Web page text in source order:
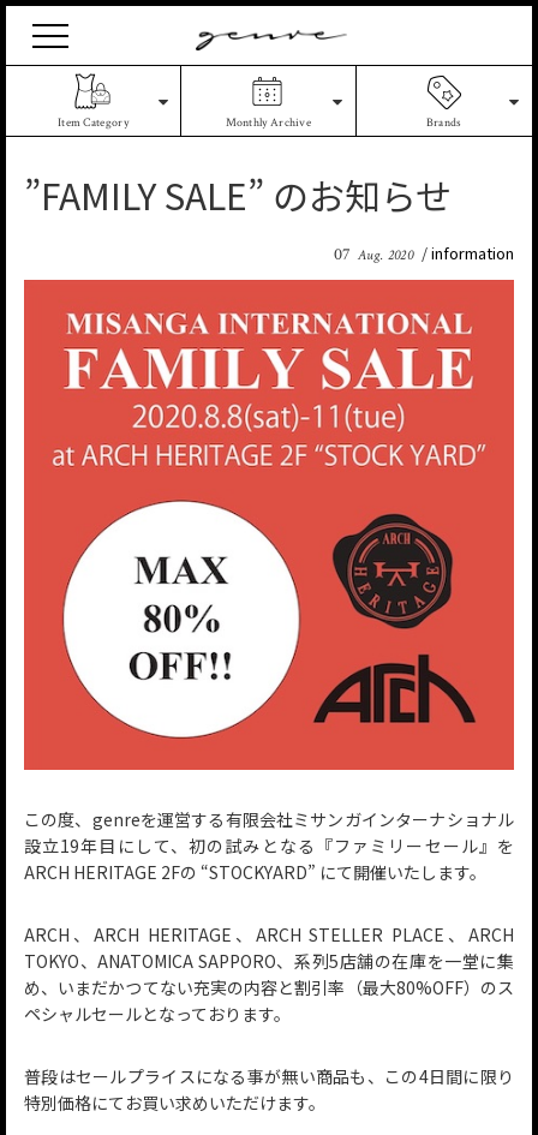
Antique
Jewelry
Item Category Monthly Archive Brands
”FAMILY SALE ” のお知らせ
07 Aug. 2020 information
この度、genreを運営する有限会社ミサンガインターナショナル
設立19年目にして、初の試みとなる『ファミリーセール』を
ARCH HERITAGE 2Fの “STOCKYARD” にて開催いたします。
ARCH、ARCH HERITAGE、ARCH STELLER PLACE、ARCH
TOKYO、ANATOMICA SAPPORO、系列5店舗の在庫を一堂に集
め、いまだかつてない充実の内容と割引率（最大80%OFF）のス
ペシャルセールとなっております。
普段はセールプライスになる事が無い商品も、この4日間に限り
特別価格にてお買い求めいただけます。